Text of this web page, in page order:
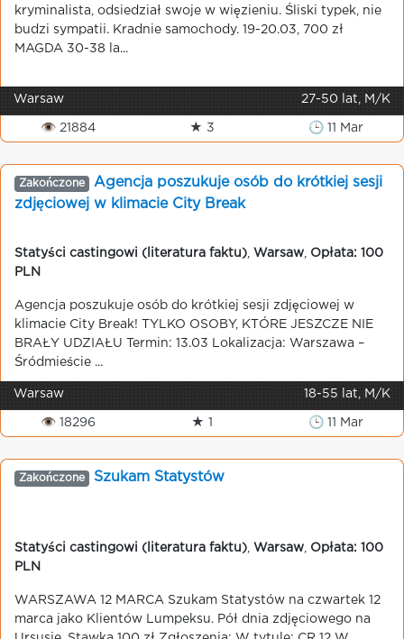
kryminalista, odsiedział swoje w więzieniu. Śliski typek, nie
budzi sympatii. Kradnie samochody. 19-20.03, 700 zł
MAGDA 30-38 la...
Warsaw 27-50 lat, M/K
👁 21884 ★ 3 🕒 11 Mar
Zakończone
Agencja poszukuje osób do krótkiej sesji
zdjęciowej w klimacie City Break
Statyści castingowi (literatura faktu) Warsaw
Opłata: 100
PLN
Agencja poszukuje osób do krótkiej sesji zdjęciowej w
klimacie City Break! TYLKO OSOBY, KTÓRE JESZCZE NIE
BRAŁY UDZIAŁU Termin: 13.03 Lokalizacja: Warszawa –
Śródmieście ...
Warsaw 18-55 lat, M/K
👁 18296 ★ 1 🕒 11 Mar
Zakończone Szukam Statystów
Statyści castingowi (literatura faktu) Warsaw
Opłata: 100
PLN
WARSZAWA 12 MARCA Szukam Statystów na czwartek 12
marca jako Klientów Lumpeksu. Pół dnia zdjęciowego na